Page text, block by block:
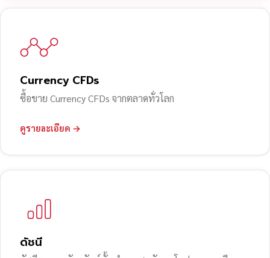
Currency CFDs
ซื้อขาย Currency CFDs จากตลาดทั่วโลก
ดูรายละเอียด →
ดัชนี